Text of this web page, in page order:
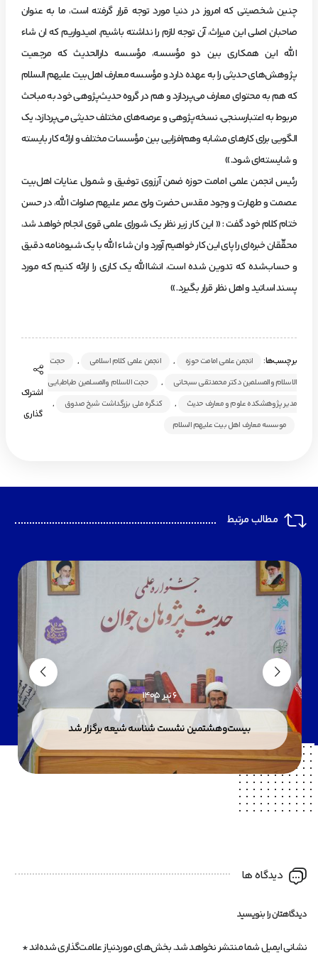
چنین شخصیتی که امروز در دنیا مورد توجه قرار گرفته است، ما به عنوان
صاحبان اصلی این میراث، آن توجه لازم را نداشته باشیم. امیدواریم که ان شاء
الله این همکاری بین دو مؤسسه، مؤسسه دارالحدیث که مرجعیت
پژوهش‌های حدیثی را به عهده دارد و مؤسسه معارف اهل‌بیت علیهم السلام
که هم به محتوای معارف می‌پردازد و هم در گروه حدیث‌پژوهی خود به مباحث
مربوط به اعتبارسنجی، نسخه‌پژوهی و عرصه‌های مختلف حدیثی می‌پردازد، یک
الگویی برای کارهای مشابه وهم‌افزایی بین مؤسسات مختلف و ارائه کار بایسته
و شایسته‌ای شود. »
رئیس انجمن علمی امامت حوزه ضمن آرزوی توفیق و شمول عنایات اهل‌بیت
عصمت و طهارت و وجود مقدس حضرت ولیّ عصر علیهم صلوات الله، در حسن
ختام کلام خود گفت : « این کار زیر نظر یک شورای علمی قوی انجام خواهد شد،
محقّقان خبره‌ای را پای این کار خواهیم آورد و ان شاء الله با یک شیوه‌نامه دقیق
و حساب‌شده که تدوین شده است، انشاالله یک کاری را ارائه کنیم که مورد
پسند اساتید و اهل نظر قرار بگیرد. »
برچسب‌ها: انجمن علمی امامت حوزه , انجمن علمی کلام اسلامی ,
حجت
الاسلام والمسلمین دکتر محمدتقی سبحانی
,
حجت الاسلام والمسلمین طباطبایی
مدیر پژوهشکده علوم و معارف حدیث
, کنگره ملی بزرگداشت شیخ صدوق ,
موسسه معارف اهل بیت علیهم السلام
اشتراک
گذاری
مطالب مرتبط
6 تیر 1405
بیست‌وهشتمین نشست شناسه شیعه برگزار شد
دیدگاه ها
دیدگاهتان را بنویسید
نشانی ایمیل شما منتشر نخواهد شد.بخش‌های موردنیاز علامت‌گذاری شده‌اند*